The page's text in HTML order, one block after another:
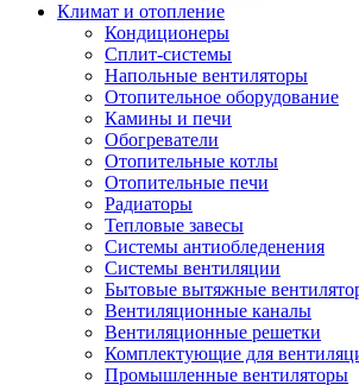
Климат и отопление
Кондиционеры
Сплит-системы
Напольные вентиляторы
Отопительное оборудование
Камины и печи
Обогреватели
Отопительные котлы
Отопительные печи
Радиаторы
Тепловые завесы
Системы антиобледенения
Системы вентиляции
Бытовые вытяжные
Вентиляционные каналы
Вентиляционные решетки
Комплектующие для
Промышленные вентиляторы